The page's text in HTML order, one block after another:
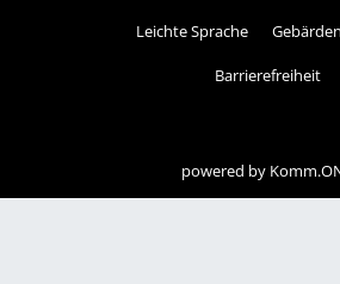
Leichte Sprache
Barrierefreiheit
powered by